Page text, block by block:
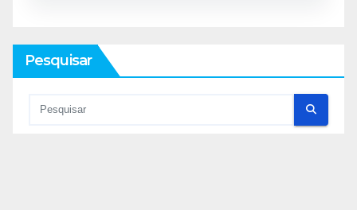
Pesquisar